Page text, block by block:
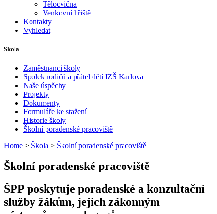
Tělocvična
Venkovní hřiště
Kontakty
Vyhledat
Škola
Zaměstnanci školy
Spolek rodičů a přátel dětí IZŠ Karlova
Naše úspěchy
Projekty
Dokumenty
Formuláře ke stažení
Historie školy
Školní poradenské pracoviště
Home > Škola > Školní poradenské pracoviště
Školní poradenské pracoviště
ŠPP poskytuje poradenské a konzultační
služby žákům, jejich zákonným